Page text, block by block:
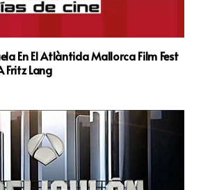
En El Atlàntida Mallorca Film Fest
Fritz Lang